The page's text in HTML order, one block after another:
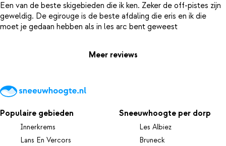
Een van de beste skigebieden die ik ken. Zeker de off-pistes zijn
geweldig. De egirouge is de beste afdaling die eris en ik die
Meer reviews
Populaire gebieden
Innerkrems
Lans En Vercors
Sneeuwhoogte per dorp
Les Albiez
Bruneck